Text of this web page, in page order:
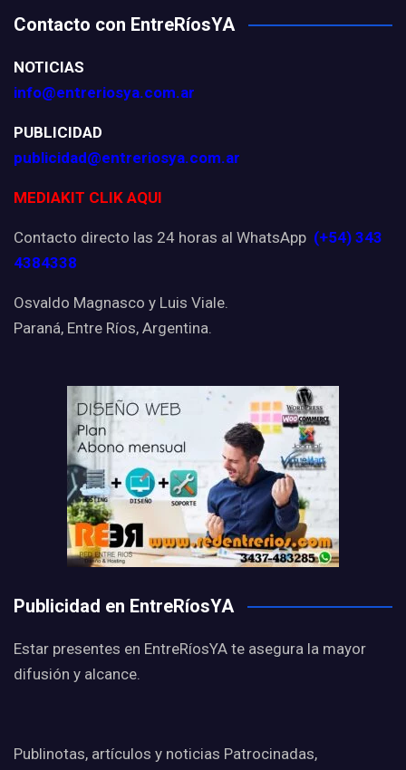
Contacto con EntreRíosYA
NOTICIAS
info@entreriosya.com.ar
PUBLICIDAD
publicidad@entreriosya.com.ar
MEDIAKIT CLIK AQUI
Contacto directo las 24 horas al WhatsApp (+54) 343
4384338
Osvaldo Magnasco y Luis Viale.
Paraná, Entre Ríos, Argentina.
Publicidad en EntreRíosYA
Estar presentes en EntreRíosYA te asegura la mayor
difusión y alcance.
Publinotas, artículos y noticias Patrocinadas,